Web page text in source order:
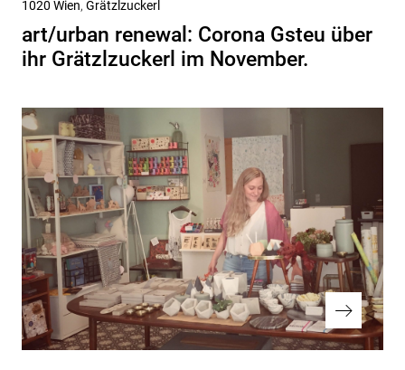
Vorheriger
Beitrag
1020 Wien Grätzlzuckerl
art/urban renewal: Corona Gsteu über
ihr Grätzlzuckerl im November.